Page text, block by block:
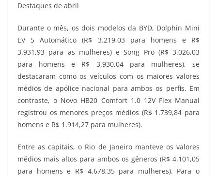
Destaques de abril
Durante o mês, os dois modelos da BYD, Dolphin Mini
EV 5 Automático (R$ 3.219,03 para homens e R$
3.931,93 para as mulheres) e Song Pro (R$ 3.026,03
para homens e R$ 3.930,04 para mulheres), se
destacaram como os veículos com os maiores valores
médios de apólice nacional para ambos os perfis. Em
contraste, o Novo HB20 Comfort 1.0 12V Flex Manual
registrou os menores preços médios (R$ 1.739,84 para
homens e R$ 1.914,27 para mulheres).
Entre as capitais, o Rio de Janeiro manteve os valores
médios mais altos para ambos os gêneros (R$ 4.101,05
para homens e R$ 4.678,35 para mulheres). Para o